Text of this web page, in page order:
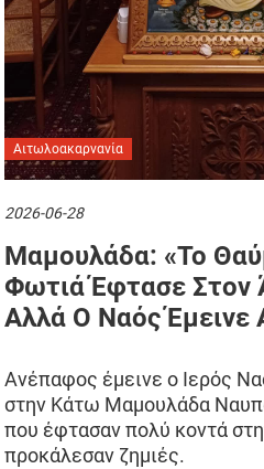
Αιτωλοακαρνανία
2026-06-28
Μαμουλάδα: «Το
Φωτιά Έφτασε Στον
Αλλά Ο Ναός Έμεινε
Ανέπαφος έμεινε ο Ιερός
στην Κάτω Μαμουλάδα
που έφτασαν πολύ κοντά
προκάλεσαν ζημιές.